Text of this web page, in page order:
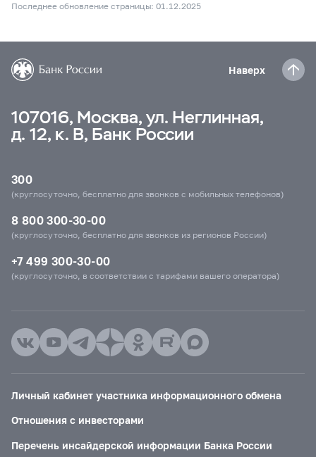
Последнее обновление страницы: 01.12.2025
Наверх
107016, Москва, ул. Неглинная,
д. 12, к. В, Банк России
300
(круглосуточно, бесплатно для звонков с мобильных телефонов)
8 800 300-30-00
(круглосуточно, бесплатно для звонков из регионов России)
+7 499 300-30-00
(круглосуточно, в соответствии с тарифами вашего оператора)
Личный кабинет участника информационного обмена
Отношения с инвесторами
Перечень инсайдерской информации Банка России